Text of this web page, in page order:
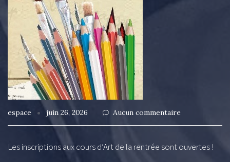
espace juin 26, 2026 Aucun commentaire
Les inscriptions aux cours d’Art de la rentrée sont ouvertes !